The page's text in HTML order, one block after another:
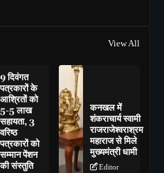
View All
9 दिवंगत
पत्रकारों के
आश्रितों को
5-5 लाख
सहायता, 3
वरिष्ठ
पत्रकारों को
सम्मान पेंशन
की संस्तुति
कनखल में
शंकराचार्य स्वामी
राजराजेश्वराश्रम
महाराज से मिले
मुख्यमंत्री धामी
Editor